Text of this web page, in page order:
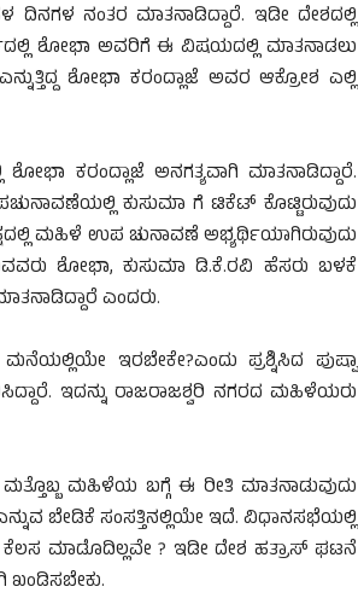
ನಂತರ ಮಾತನಾಡಿದ್ದಾರೆ. ಇಡೀ ದೇಶದಲ್ಲಿ
ಶೋಭಾ ಅವರಿಗೆ ಈ ವಿಷಯದಲ್ಲಿ ಮಾತನಾಡಲು
ಶೋಭಾ ಕರಂದ್ಲಾಜೆ ಅವರ ಆಕ್ರೋಶ ಎಲ್ಲಿ
ಕರಂದ್ಲಾಜೆ ಅನಗತ್ಯವಾಗಿ ಮಾತನಾಡಿದ್ದಾರೆ.
ಕುಸುಮಾ ಗೆ ಟಿಕೆಟ್ ಕೊಟ್ಟಿರುವುದು
ಮಹಿಳೆ ಉಪ ಚುನಾವಣೆ ಅಭ್ಯರ್ಥಿಯಾಗಿರುವುದು
ಶೋಭಾ, ಕುಸುಮಾ ಡಿ.ಕೆ.ರವಿ ಹೆಸರು ಬಳಕೆ
ಎಂದರು.
ಇರಬೇಕೇ?ಎಂದು ಪ್ರಶ್ನಿಸಿದ ಪುಷ್ಪಾ
ಇದನ್ನು ರಾಜರಾಜಶ್ವರಿ ನಗರದ ಮಹಿಳೆಯರು
ಮಹಿಳೆಯ ಬಗ್ಗೆ ಈ ರೀತಿ ಮಾತನಾಡುವುದು
ಬೇಡಿಕೆ ಸಂಸತ್ತಿನಲ್ಲಿಯೇ ಇದೆ. ವಿಧಾನಸಭೆಯಲ್ಲಿ
ಕೆಲಸ ಮಾಡೊದಿಲ್ಲವೇ ? ಇಡೀ ದೇಶ ಹತ್ರಾಸ್ ಘಟನೆ
ಖಂಡಿಸಬೇಕು.